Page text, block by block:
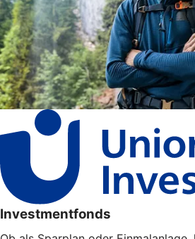
Investmentfonds